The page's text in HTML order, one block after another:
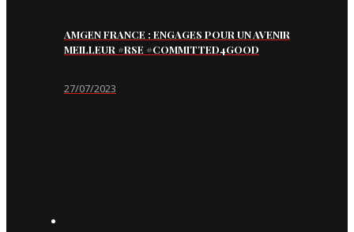
AMGEN FRANCE : ENGAGES POUR UN AVENIR
MEILLEUR #RSE #COMMITTED4GOOD
27/07/2023